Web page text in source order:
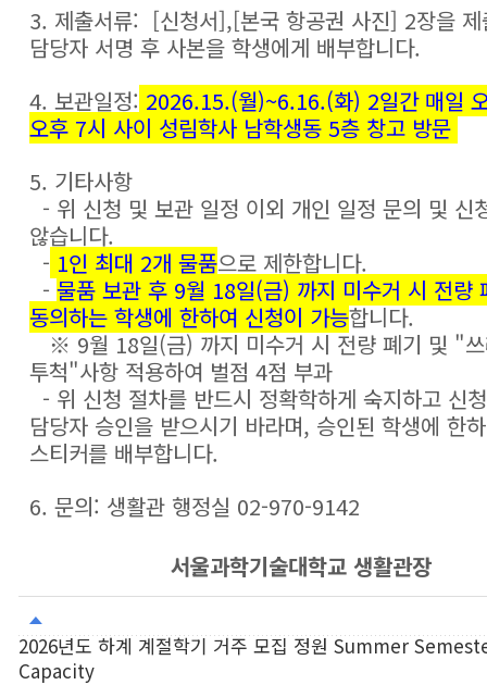
3. 제출서류: [신청서],[본국 항공권 사진] 2장을 제
담당자 서명 후 사본을 학생에게 배부합니다.
4. 보관일정: 2026.15.(월)~6.16.(화) 2일간 매일
오후 7시 사이 성림학사 남학생동 5층 창고 방문
5. 기타사항
- 위 신청 및 보관 일정 이외 개인 일정 문의 및 신
않습니다.
- 1인 최대 2개 물품으로 제한합니다.
- 물품 보관 후 9월 18일(금) 까지 미수거 시 전량
동의하는 학생에 한하여 신청이 가능합니다.
※ 9월 18일(금) 까지 미수거 시 전량 폐기 및 "
투척"사항 적용하여 벌점 4점 부과
- 위 신청 절차를 반드시 정확학하게 숙지하고 신
담당자 승인을 받으시기 바라며, 승인된 학생에 한
스티커를 배부합니다.
6. 문의: 생활관 행정실 02-970-9142
서울과학기술대학교 생활관장
2026년도 하계 계절학기 거주 모집 정원 Summer
Capacity